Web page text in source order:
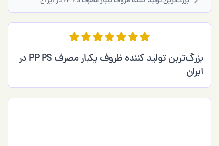
بزرگ‌ترین تولید کننده ظروف یکبار مصرف PP PS در